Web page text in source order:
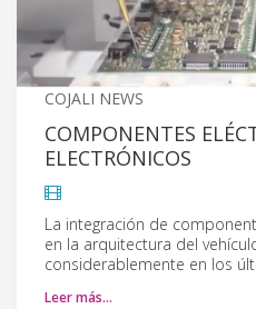
COJALI NEWS
COMPONENTES
ELECTRÓNICOS
La integración de
en la arquitectura del
considerablemente en los
Leer más…